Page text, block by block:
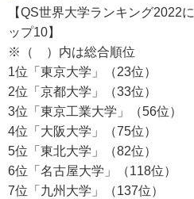
【QS世界大学ランキング2022
ップ10】
※（ ）内は総合順位
1位「東京大学」（23位）
2位「京都大学」（33位）
3位「東京工業大学」（56位）
4位「大阪大学」（75位）
5位「東北大学」（82位）
6位「名古屋大学」（118位）
7位「九州大学」（137位）